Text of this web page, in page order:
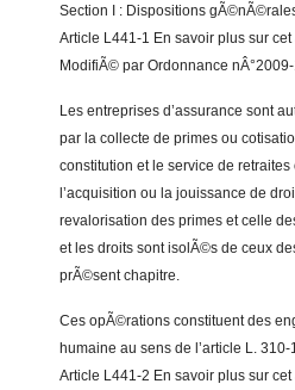
Section I : Dispositions
Article L441-1 En savoir plus sur
ModifiÃ© par Ordonnance
Les entreprises d’assurance sont
par la collecte de primes ou
constitution et le service de
l’acquisition ou la jouissance de
revalorisation des primes et celle
et les droits sont isolÃ©s de ceux
prÃ©sent chapitre.
Ces opÃ©rations constituent des
humaine au sens de l’article L. 310-
Article L441-2 En savoir plus sur